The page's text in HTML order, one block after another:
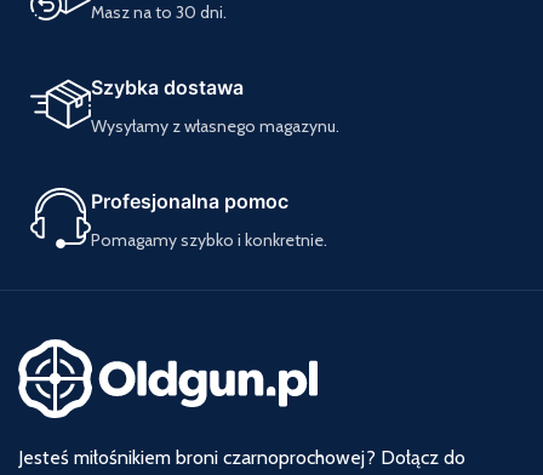
Masz na to 30 dni.
Szybka dostawa
Wysyłamy z własnego magazynu.
Profesjonalna pomoc
Pomagamy szybko i konkretnie.
Jesteś miłośnikiem broni czarnoprochowej? Dołącz do